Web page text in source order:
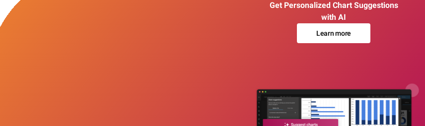
Get Personalized Chart Suggestions
with AI
Learn more